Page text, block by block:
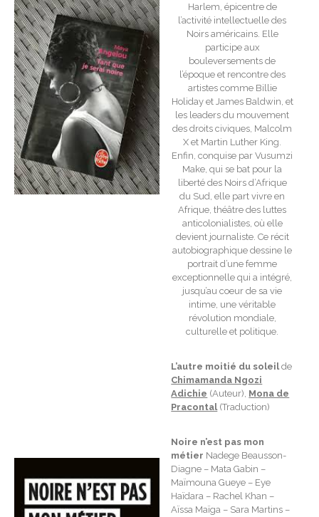
Harlem, épicentre de
l’activité intellectuelle des
Noirs américains. Elle
participe aux
bouleversements de
l’époque et rencontre des
artistes comme Billie
Holiday et James Baldwin, et
les leaders du mouvement
des droits civiques, Malcolm
X et Martin Luther King.
Enfin, conquise par Vusumzi
Make, qui se bat pour la
liberté des Noirs d’Afrique
du Sud, elle part vivre en
Afrique, théâtre des luttes
anticolonialistes, où elle
devient journaliste. Ce récit
autobiographique dessine le
portrait d’une femme
exceptionnelle qui a intégré,
jusqu’au coeur de sa vie
intime, une véritable
révolution mondiale,
culturelle et politique.
L’autre moitié du soleilde
Chimamanda Ngozi
Adichie (Auteur), Mona de
Pracontal(Traduction)
Noire n’est pas mon
métier Nadege Beausson-
Diagne – Mata Gabin –
Maïmouna Gueye – Eye
Haïdara – Rachel Khan –
Aïssa Maïga – Sara Martins –